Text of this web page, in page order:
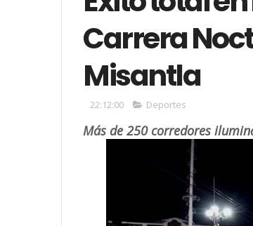
Carrera
Misantla
22:12:00 Deportes
Más de 250 corredores